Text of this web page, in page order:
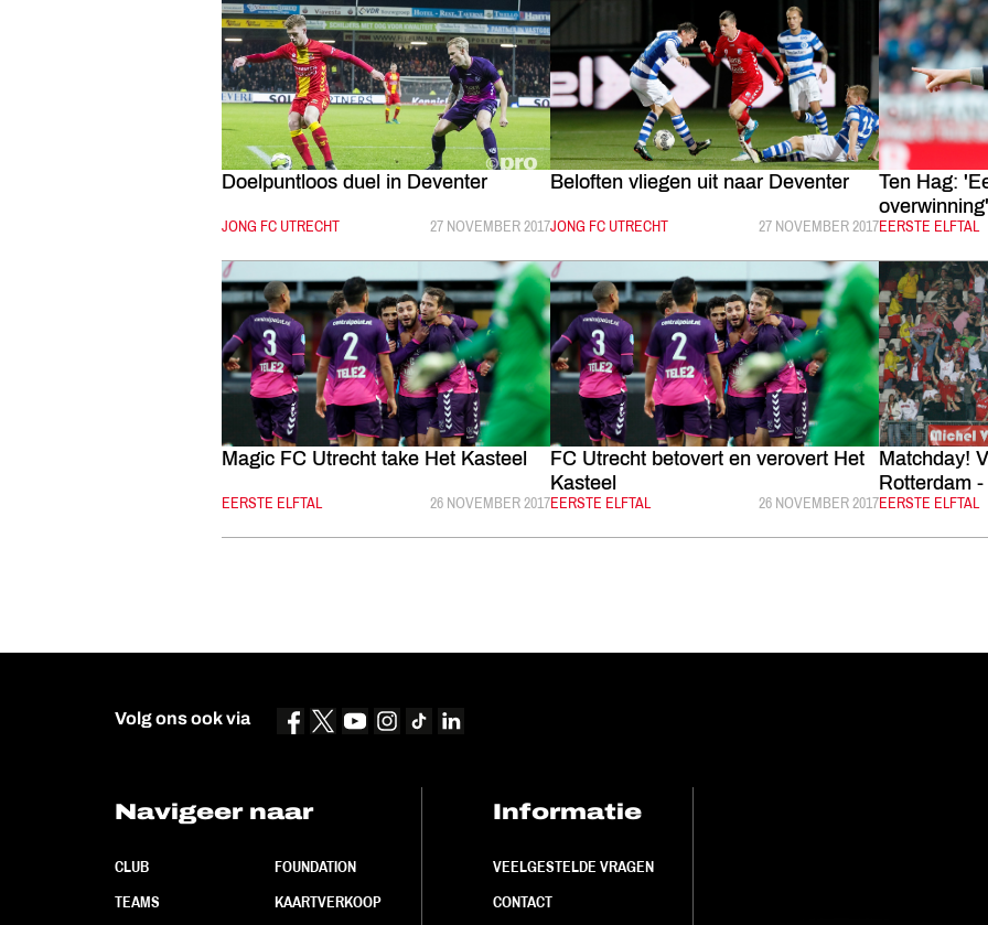
Doelpuntloos duel in Deventer
CATEGORIE:
JONG FC UTRECHT GEPUBLICEERD:
27 NOVEMBER 2017
Beloften vliegen uit naar Deventer
CATEGORIE:
JONG FC UTRECHT GEPUBLICEERD:
27 NOVEMBER 2017
Ten Hag:
overwinning'
CATEGORIE:
EERSTE ELFTAL
Magic FC Utrecht take Het Kasteel
CATEGORIE:
EERSTE ELFTAL GEPUBLICEERD:
26 NOVEMBER 2017
FC Utrecht betovert en verovert Het
Kasteel
CATEGORIE:
EERSTE ELFTAL GEPUBLICEERD:
26 NOVEMBER 2017
Matchday!
Rotterdam
CATEGORIE:
EERSTE ELFTAL
Volg ons ook via
Navigeer naar
CLUB
TEAMS
FOUNDATION
KAARTVERKOOP
Informatie
VEELGESTELDE VRAGEN
CONTACT